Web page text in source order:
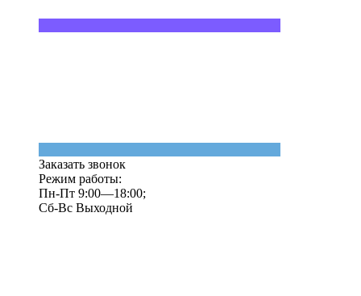
Заказать звонок
Режим работы:
Пн-Пт 9:00—18:00;
Сб-Вс Выходной